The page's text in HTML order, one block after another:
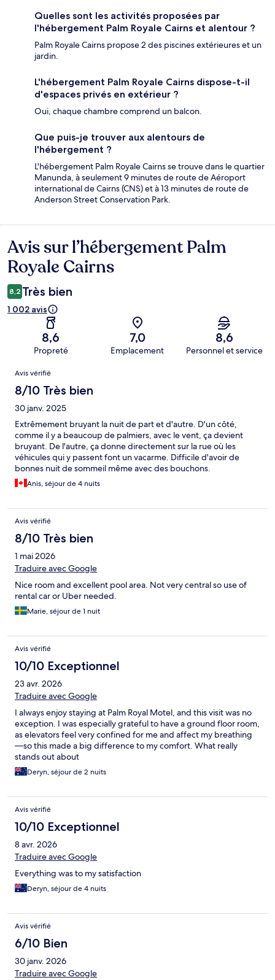
Quelles sont les activités proposées par
l'hébergement Palm Royale Cairns et alentour ?
Palm Royale Cairns propose 2 des piscines extérieures et un
jardin.
L'hébergement Palm Royale Cairns dispose-t-il
d'espaces privés en extérieur ?
Oui, chaque chambre comprend un balcon.
Que puis-je trouver aux alentours de
l'hébergement ?
L'hébergement Palm Royale Cairns se trouve dans le quartier
Manunda, à seulement 9 minutes de route de Aéroport
international de Cairns (CNS) et à 13 minutes de route de
Anderson Street Conservation Park.
Avis
Avis sur l’hébergement Palm
Royale Cairns
8,2 Très bien
1 002 avis
8,6
Propreté
7,0
Emplacement
8,6
Personnel et service
Avis
Avis vérifié
8/10 Très bien
30 janv. 2025
Extrêmement bruyant la nuit de part et d'autre. D'un côté,
comme il y a beaucoup de palmiers, avec le vent, ça devient
bruyant. De l'autre, ça donne directement sur la rue où les
véhicules qui y passent font un vacarme. Difficile d'avoir de
bonnes nuit de sommeil même avec des bouchons.
Anis, séjour de 4 nuits
Avis vérifié
8/10 Très bien
1 mai 2026
Traduire avec Google
Nice room and excellent pool area. Not very central so use of
rental car or Uber needed.
Marie, séjour de 1 nuit
Avis vérifié
10/10 Exceptionnel
23 avr. 2026
Traduire avec Google
I always enjoy staying at Palm Royal Motel, and this visit was no
exception. I was especially grateful to have a ground floor room,
as elevators feel very confined for me and affect my breathing
—so this made a big difference to my comfort. What really
stands out about
Deryn, séjour de 2 nuits
Avis vérifié
10/10 Exceptionnel
8 avr. 2026
Traduire avec Google
Everything was to my satisfaction
Deryn, séjour de 4 nuits
Avis vérifié
6/10 Bien
30 janv. 2026
Traduire avec Google